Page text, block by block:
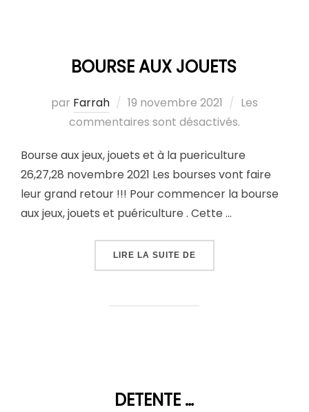
BOURSE AUX JOUETS
par Farrah 19 novembre 2021
Les
commentaires sont désactivés.
Bourse aux jeux, jouets et à la puericulture
26,27,28 novembre 2021 Les bourses vont faire
leur grand retour !!! Pour commencer la bourse
aux jeux, jouets et puériculture . Cette …
LIRE LA SUITE DE
DETENTE …